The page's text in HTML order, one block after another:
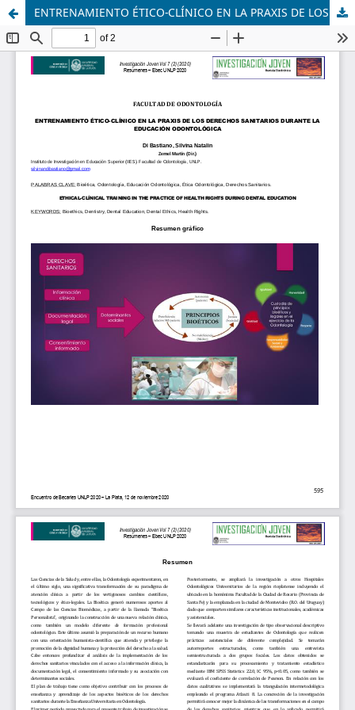
ENTRENAMIENTO ÉTICO-CLÍNICO EN LA PRAXIS DE LOS DERECHOS SANITARIOS DURANTE LA EDUCACIÓN ODONTOLÓGICA